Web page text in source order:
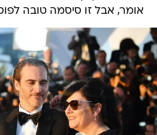
אומר, אבל זו סיסמה טובה